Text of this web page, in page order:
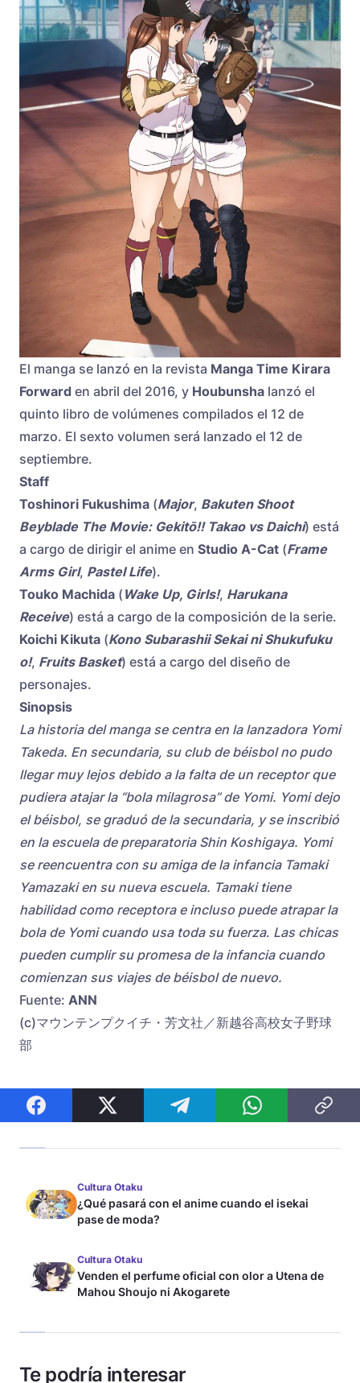
El manga se lanzó en la revista Manga Time Kirara
Forward en abril del 2016, y Houbunsha lanzó el
quinto libro de volúmenes compilados el 12 de
marzo. El sexto volumen será lanzado el 12 de
septiembre.
Staff
Toshinori Fukushima (Major, Bakuten Shoot
Beyblade The Movie: Gekitō!! Takao vs Daichi) está
a cargo de dirigir el anime en Studio A-Cat (Frame
Arms Girl, Pastel Life).
Touko Machida ( Wake Up, Girls!, Harukana
Receive) está a cargo de la composición de la serie.
Koichi Kikuta (Kono Subarashii Sekai ni Shukufuku
o!, Fruits Basket) está a cargo del diseño de
personajes.
Sinopsis
La historia del manga se centra en la lanzadora Yomi
Takeda. En secundaria, su club de béisbol no pudo
llegar muy lejos debido a la falta de un receptor que
pudiera atajar la “bola milagrosa” de Yomi. Yomi dejo
el béisbol, se graduó de la secundaria, y se inscribió
en la escuela de preparatoria Shin Koshigaya. Yomi
se reencuentra con su amiga de la infancia Tamaki
Yamazaki en su nueva escuela. Tamaki tiene
habilidad como receptora e incluso puede atrapar la
bola de Yomi cuando usa toda su fuerza. Las chicas
pueden cumplir su promesa de la infancia cuando
comienzan sus viajes de béisbol de nuevo.
Fuente: ANN
(c)マウンテンプクイチ・芳文社／新越谷高校女子野球
部
Cultura Otaku
¿Qué pasará con el anime cuando el isekai
pase de moda?
Cultura Otaku
Venden el perfume oficial con olor a Utena de
Mahou Shoujo ni Akogarete
Te podría interesar